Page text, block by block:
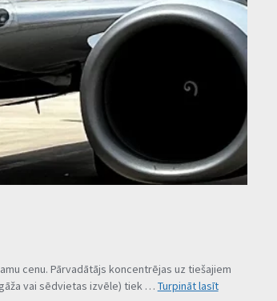
cenu. Pārvadātājs koncentrējas uz tiešajiem
vai sēdvietas izvēle) tiek … Turpināt lasītAVIOBIĻETES